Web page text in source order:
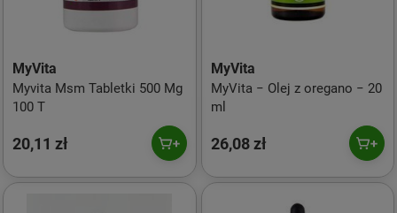
MyVita
Myvita Msm Tabletki 500 Mg
100 T
20,11 zł
MyVita
MyVita − Olej z oregano − 20
ml
26,08 zł